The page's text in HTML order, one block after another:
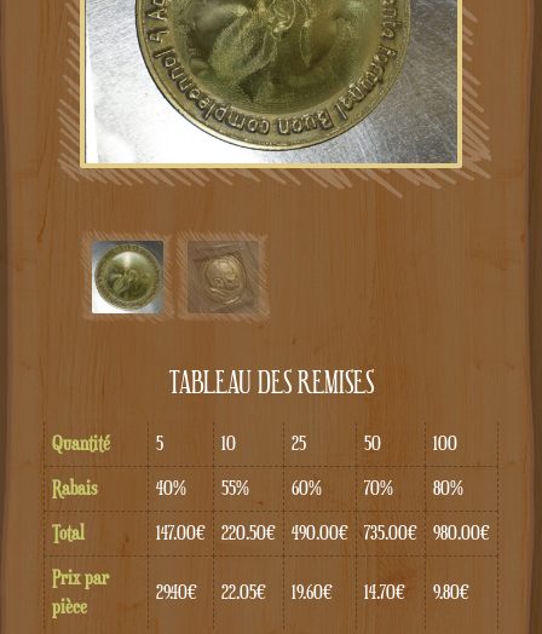
TABLEAU DES REMISES
Quantité 5 10 25 50
100
Rabais
40% 55% 60% 70%
80%
Total
147.00€ 220.50€ 490.00€ 735.00€
980.00€
Prix par
pièce
29.40€ 22.05€ 19.60€ 14.70€ 9.80€